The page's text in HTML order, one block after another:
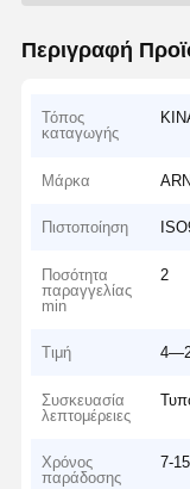
Περιγραφή
Τόπος
καταγωγής
Μάρκα
Πιστοποίηση
Ποσότητα
παραγγελίας
min
2
Τιμή
Συσκευασία
λεπτομέρειες
Χρόνος
παράδοσης
7-